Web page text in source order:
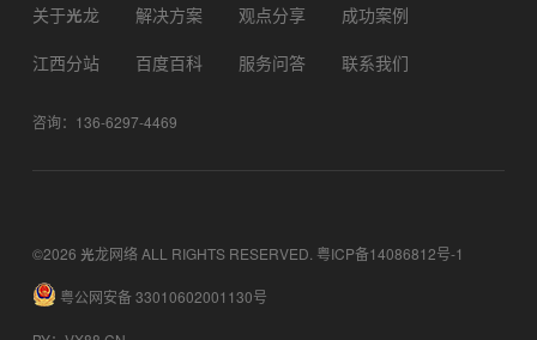
关于光龙 解决方案 观点分享
成功案例
江西分站
百度百科 服务问答 联系我们
咨询：136-6297-4469
©2026 光龙网络 ALL RIGHTS RESERVED. 粤ICP备14086812号-1
粤公网安备 33010602001130号